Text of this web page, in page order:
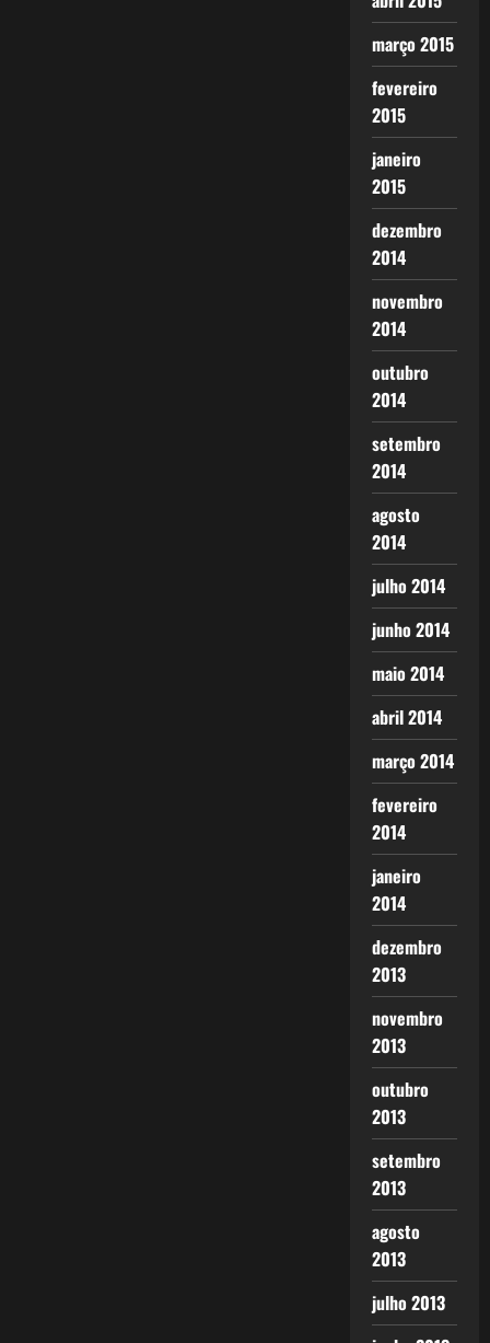
março 2015
fevereiro
2015
janeiro
2015
dezembro
2014
novembro
2014
outubro
2014
setembro
2014
agosto
2014
julho 2014
junho 2014
maio 2014
abril 2014
março 2014
fevereiro
2014
janeiro
2014
dezembro
2013
novembro
2013
outubro
2013
setembro
2013
agosto
2013
julho 2013